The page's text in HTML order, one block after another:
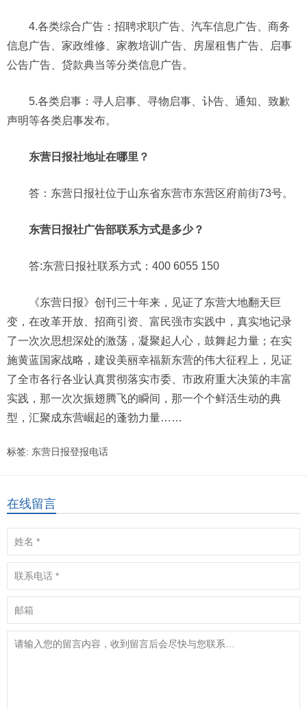
4.各类综合广告：招聘求职广告、汽车信息广告、商务
信息广告、家政维修、家教培训广告、房屋租售广告、启事
公告广告、贷款典当等分类信息广告。
5.各类启事：寻人启事、寻物启事、讣告、通知、致歉
声明等各类启事发布。
东营日报社地址在哪里？
答：东营日报社位于山东省东营市东营区府前街73号。
东营日报社广告部联系方式是多少？
答:东营日报社联系方式：400 6055 150
《东营日报》创刊三十年来，见证了东营大地翻天巨
变，在改革开放、招商引资、富民强市实践中，真实地记录
了一次次思想深处的激荡，凝聚起人心，鼓舞起力量；在实
施黄蓝国家战略，建设美丽幸福新东营的伟大征程上，见证
了全市各行各业认真贯彻落实市委、市政府重大决策的丰富
实践，那一次次振翅腾飞的瞬间，那一个个鲜活生动的典
型，汇聚成东营崛起的蓬勃力量……
标签: 东营日报登报电话
在线留言